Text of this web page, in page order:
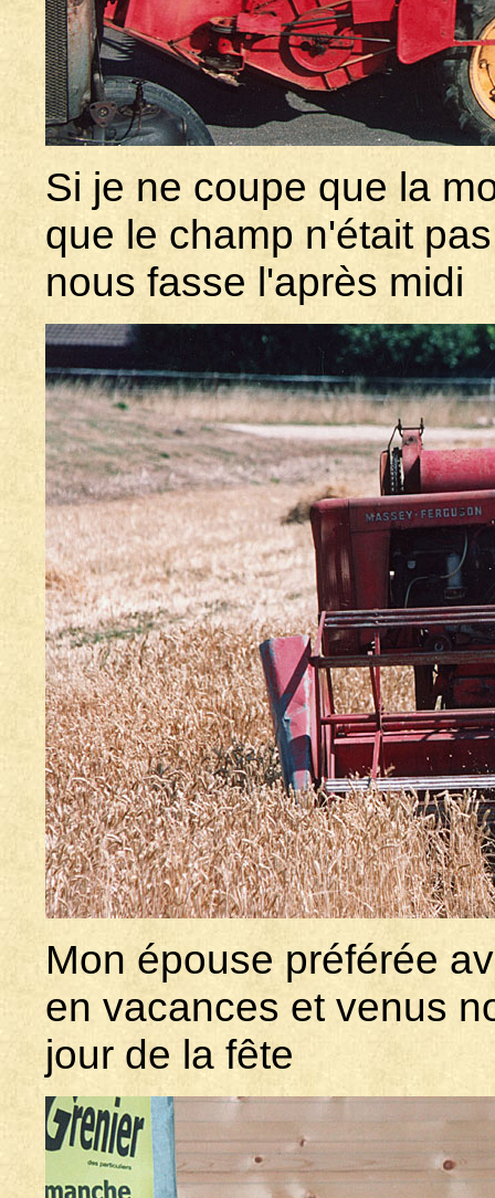
Si je ne coupe que la
que le champ n'était
nous fasse l'après midi
Mon épouse préférée
en vacances et venus
jour de la fête